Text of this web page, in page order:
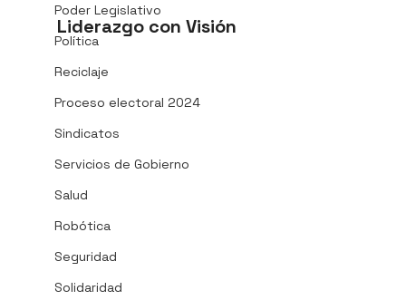
Poder Legislativo
Política
Reciclaje
Proceso electoral 2024
Sindicatos
Servicios de Gobierno
Salud
Robótica
Seguridad
Solidaridad
Liderazgo con Visión